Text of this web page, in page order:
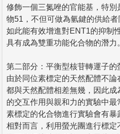
修飾一個三氮唑的官能基，特別
物51，不但可做為氫鍵的供給者
如此能有效增進對ENT1的抑制
具有成為雙重功能化合物的潛力
第二部分：平衡型核苷轉運子的
由於同位素標定的天然配體不
都與天然配體相差無幾，因此
的交互作用與親和力的實驗中
素標定的化合物進行實驗會有暴
相對而言，利用螢光團進行標定